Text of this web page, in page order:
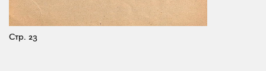
Стр. 23